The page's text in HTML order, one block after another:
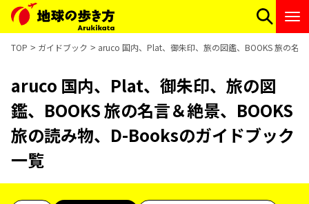
TOP ガイドブック aruco 国内、Plat、御朱印、旅の図鑑、BOOKS 旅の名
aruco 国内、Plat、御朱印、旅の図
鑑、BOOKS 旅の名言＆絶景、BOOKS
旅の読み物、D-Booksのガイドブック
一覧